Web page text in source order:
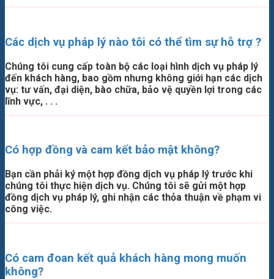
Các dịch vụ pháp lý nào tôi có thể tìm sự hỗ trợ ?
Chúng tôi cung cấp toàn bộ các loại hình dịch vụ pháp lý
đến khách hàng, bao gồm nhưng không giới hạn các dịch
vụ: tư vấn, đại diện, bào chữa, bảo vệ quyền lợi trong các
lĩnh vực, . . .
Có hợp đồng và cam kết bảo mật không?
Bạn cần phải ký một hợp đồng dịch vụ pháp lý trước khi
chúng tôi thực hiện dịch vụ. Chúng tôi sẽ gửi một hợp
đồng dịch vụ pháp lý, ghi nhận các thỏa thuận về phạm vi
công việc.
Có cam đoan kết quả khách hàng mong muốn
không?